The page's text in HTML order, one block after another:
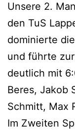
Unsere 2.
den TuS
dominierte
und führte
deutlich mit
Beres, Jakob
Schmitt, Max
Im Zweiten